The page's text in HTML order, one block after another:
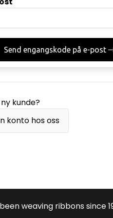
Send engangskode på e-post
kunde?
konto hos oss
weaving ribbons since